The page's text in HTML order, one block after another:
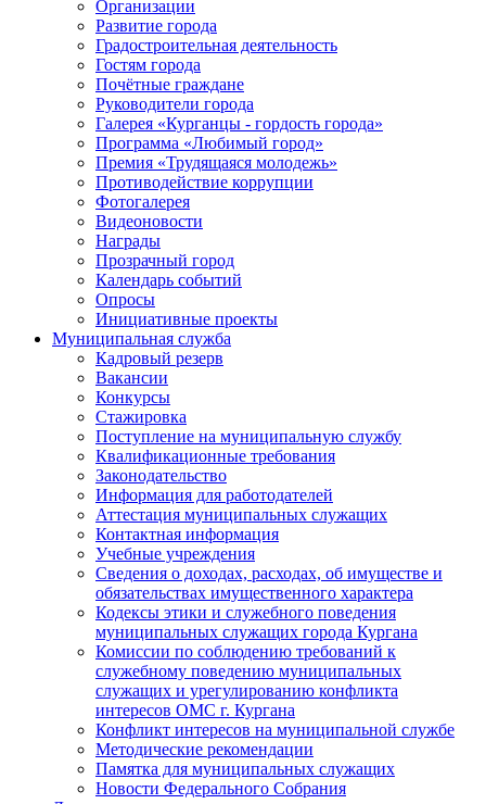
Организации
Развитие города
Градостроительная деятельность
Гостям города
Почётные граждане
Руководители города
Галерея «Курганцы - гордость города»
Программа «Любимый город»
Премия «Трудящаяся молодежь»
Противодействие коррупции
Фотогалерея
Видеоновости
Награды
Прозрачный город
Календарь событий
Опросы
Инициативные проекты
Муниципальная служба
Кадровый резерв
Вакансии
Конкурсы
Стажировка
Поступление на муниципальную службу
Квалификационные требования
Законодательство
Информация для работодателей
Аттестация муниципальных служащих
Контактная информация
Учебные учреждения
Сведения о доходах, расходах, об имуществе и
обязательствах имущественного характера
Кодексы этики и служебного поведения
муниципальных служащих города Кургана
Комиссии по соблюдению требований к
служебному поведению муниципальных
служащих и урегулированию конфликта
интересов ОМС г. Кургана
Конфликт интересов на муниципальной службе
Методические рекомендации
Памятка для муниципальных служащих
Новости Федерального Cобрания